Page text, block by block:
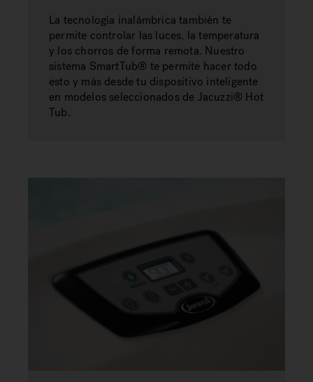
La tecnología inalámbrica también te
permite controlar las luces, la temperatura
y los chorros de forma remota. Nuestro
sistema SmartTub® te permite hacer todo
esto y más desde tu dispositivo inteligente
en modelos seleccionados de Jacuzzi® Hot
Tub.